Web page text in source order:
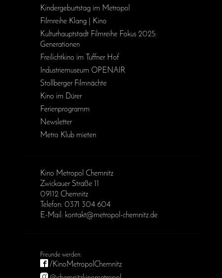
Kinder­geburts­tag im Metropol
Filmreihe Klang | Kino
Kulturhauptstadt Filmreihe Fokus 2025:
Generationen
Freilichtkino im Tuffner Hof
Industriemuseum OPENAIR
Stollberger Filmnächte
Kino im Dürer
Ferienprogramm
Newsletter
Metro Klub mieten
Kino Metropol Chemnitz
Zwickauer Straße 11
09112 Chemnitz
Telefon: 0371 304 604
E-Mail: kontakt@metropol-chemnitz.de
/KinoMetropolChemnitz